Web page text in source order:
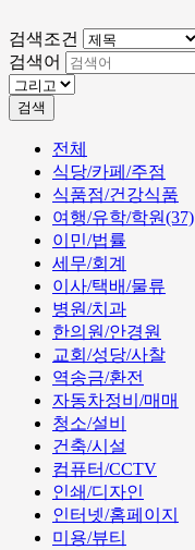
검색조건
검색어
검색
전체
식당/카페/주점
식품점/건강식품
여행/유학/학원(37)
이민/법률
세무/회계
이사/택배/물류
병원/치과
한의원/안경원
교회/성당/사찰
역송금/환전
자동차정비/매매
청소/설비
건축/시설
컴퓨터/CCTV
인쇄/디자인
인터넷/홈페이지
미용/뷰티